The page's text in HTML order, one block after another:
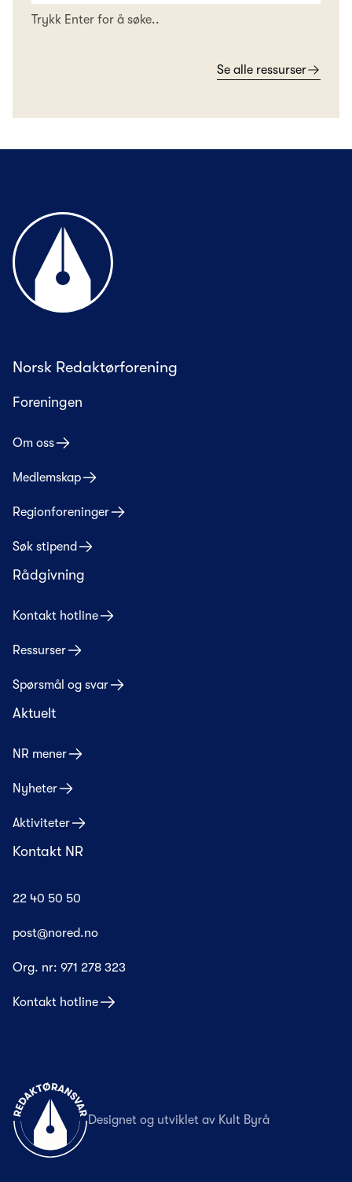
Trykk Enter for å søke..
Se alle ressurser
Til forsiden
Norsk Redaktørforening
Foreningen
Om oss
Medlemskap
Regionforeninger
Søk stipend
Rådgivning
Kontakt hotline
Ressurser
Spørsmål og svar
Aktuelt
NR mener
Nyheter
Aktiviteter
Kontakt NR
22 40 50 50
post@nored.no
Org. nr: 971 278 323
Kontakt hotline
Til forsiden
Designet og utviklet av Kult Byrå